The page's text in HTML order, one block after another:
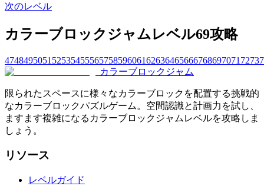
次のレベル
カラーブロックジャムレベル69攻略
4748495051 5253545556575859606162636465666768697071 7273
カラーブロックジャム
限られたスペースに様々なカラーブロックを配置する挑戦的
なカラーブロックパズルゲーム。空間認識と計画力を試し、
ますます複雑になるカラーブロックジャムレベルを攻略しま
しょう。
リソース
レベルガイド